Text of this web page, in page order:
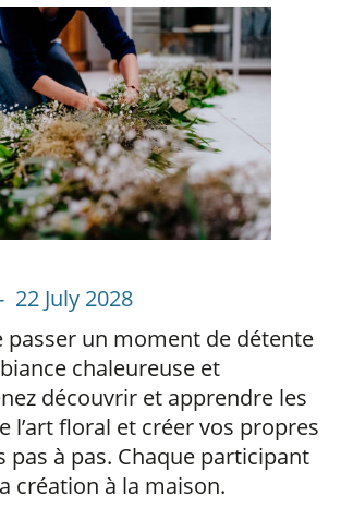
22 July 2028
passer un moment de détente
chaleureuse et
découvrir et apprendre les
l’art floral et créer vos propres
pas à pas. Chaque participant
création à la maison.